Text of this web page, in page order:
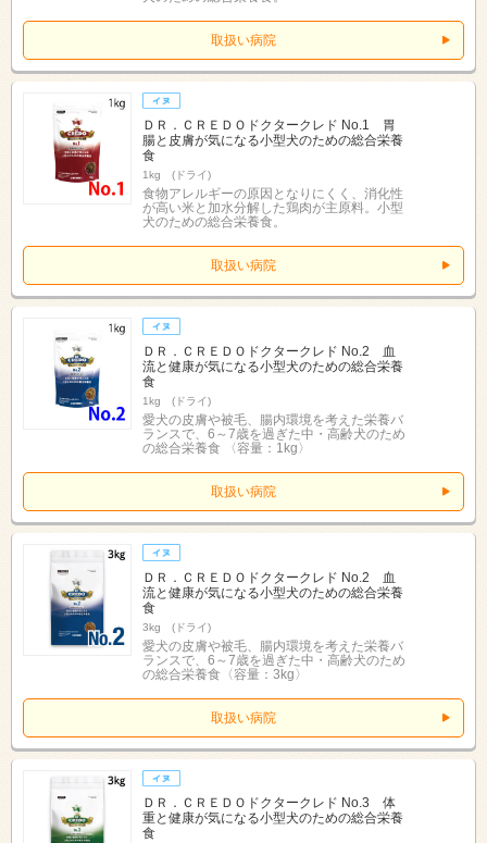
取扱い病院
ＤＲ．ＣＲＥＤＯドクタークレド No.1 胃
腸と皮膚が気になる小型犬のための総合栄養
食
1kg (ドライ)
食物アレルギーの原因となりにくく、消化性
が高い米と加水分解した鶏肉が主原料。小型
犬のための総合栄養食。
取扱い病院
ＤＲ．ＣＲＥＤＯドクタークレド No.2 血
流と健康が気になる小型犬のための総合栄養
食
1kg (ドライ)
愛犬の皮膚や被毛、腸内環境を考えた栄養バ
ランスで、6～7歳を過ぎた中・高齢犬のため
の総合栄養食 〈容量：1kg〉
取扱い病院
ＤＲ．ＣＲＥＤＯドクタークレド No.2 血
流と健康が気になる小型犬のための総合栄養
食
3kg (ドライ)
愛犬の皮膚や被毛、腸内環境を考えた栄養バ
ランスで、6～7歳を過ぎた中・高齢犬のため
の総合栄養食〈容量：3kg〉
取扱い病院
ＤＲ．ＣＲＥＤＯドクタークレド No.3 体
重と健康が気になる小型犬のための総合栄養
食